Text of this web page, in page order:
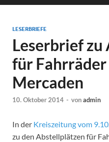
LESERBRIEFE
Leserbrief
für Fahrräder
Mercaden
10. Oktober 2014 - vonadmin
In der Kreiszeitung vom
zu den Abstellplätzen für